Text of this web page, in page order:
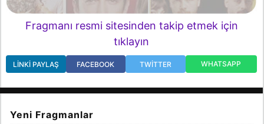
Fragmanı resmi sitesinden takip etmek için
tıklayın
LINKI PAYLAŞ FACEBOOK TWITTER WHATSAPP
Yeni Fragmanlar